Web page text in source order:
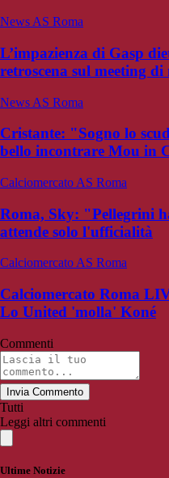
News AS Roma
L’impazienza di Gasp
retroscena sul meeting di
News AS Roma
Cristante: "Sogno lo
bello incontrare Mou in
Calciomercato AS Roma
Roma, Sky: "Pellegrini
attende solo l'ufficialità
Calciomercato AS Roma
Calciomercato Roma
Lo United 'molla' Koné
Commenti
Invia Commento
Tutti
Leggi altri commenti
Ultime Notizie